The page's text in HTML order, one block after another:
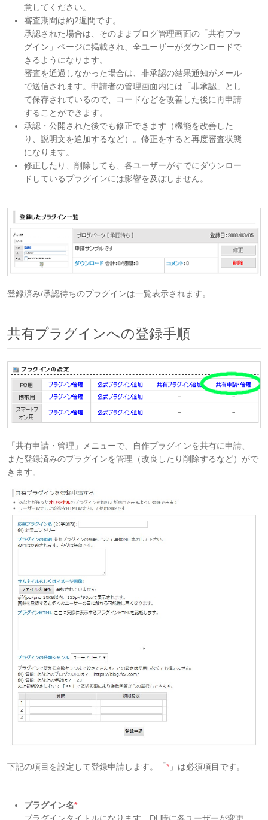
意してください。
審査期間は約2週間です。
承認された場合は、そのままブログ管理画面の「共有プラ
グイン」ページに掲載され、全ユーザーがダウンロードで
きるようになります。
審査を通過しなかった場合は、非承認の結果通知がメール
で送信されます。申請者の管理画面内には「非承認」とし
て保存されているので、コードなどを改善した後に再申請
することができます。
承認・公開された後でも修正できます（機能を改善した
り、説明文を追加するなど）。修正をすると再度審査状態
になります。
修正したり、削除しても、各ユーザーがすでにダウンロー
ドしているプラグインには影響を及ぼしません。
登録済み/承認待ちのプラグインは一覧表示されます。
共有プラグインへの登録手順
「共有申請・管理」メニューで、自作プラグインを共有に申請、
また登録済みのプラグインを管理（改良したり削除するなど）がで
きます。
下記の項目を設定して登録申請します。「 * 」は必須項目です。
プラグイン名*